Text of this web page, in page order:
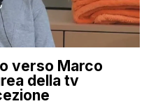
verso Marco
della tv